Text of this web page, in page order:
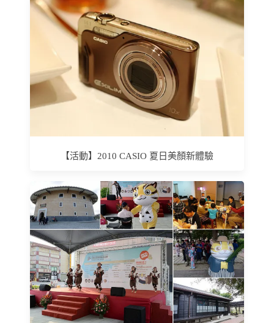
【活動】2010 CASIO 夏日美顏新體驗